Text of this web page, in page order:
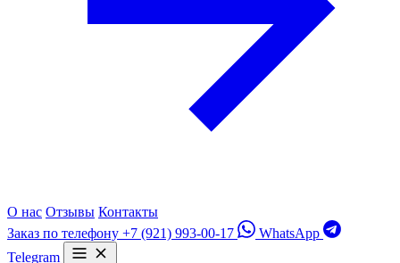
О нас Отзывы Контакты
Заказ по телефону +7 (921) 993-00-17
WhatsApp
Telegram